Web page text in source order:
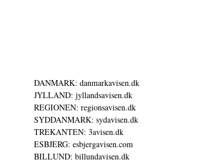
DANMARK: danmarkavisen.dk
JYLLAND: jyllandsavisen.dk
REGIONEN: regionsavisen.dk
SYDDANMARK: sydavisen.dk
TREKANTEN: 3avisen.dk
ESBJERG: esbjergavisen.com
BILLUND: billundavisen.dk